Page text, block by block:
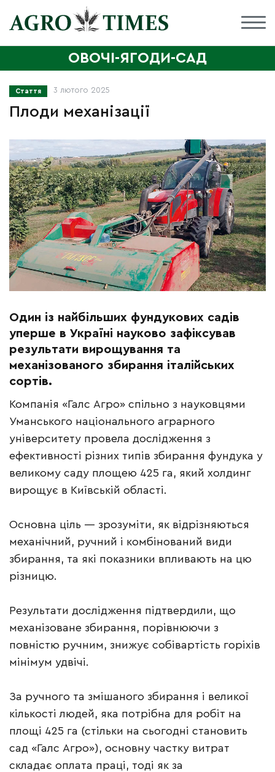
ОВОЧІ-ЯГОДИ-САД
Стаття 3 лютого 2025
Плоди механізації
Один із найбільших фундукових садів
уперше в Україні науково зафіксував
результати вирощування та
механізованого збирання італійських
сортів.
Компанія «Галс Агро» спільно з науковцями
Уманського національного аграрного
університету провела дослідження з
ефективності різних типів збирання фундука у
великому саду площею 425 га, який холдинг
вирощує в Київській області.
Основна ціль — зрозуміти, як відрізняються
механічний, ручний і комбінований види
збирання, та які показники впливають на цю
різницю.
Результати дослідження підтвердили, що
механізоване збирання, порівнюючи з
повністю ручним, знижує собівартість горіхів
мінімум удвічі.
За ручного та змішаного збирання і великої
кількості людей, яка потрібна для робіт на
площі 425 га (стільки на сьогодні становить
сад «Галс Агро»), основну частку витрат
складає оплата праці, тоді як за